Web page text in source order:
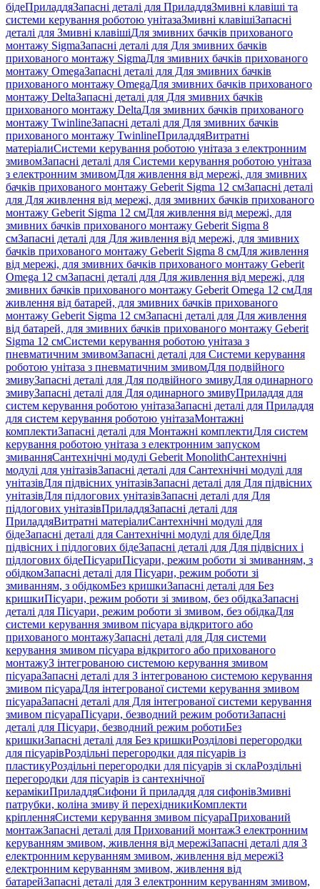
бідеПриладдяЗапасні деталі для ПриладдяЗмивні клавіші та
системи керування роботою унітазаЗмивні клавішіЗапасні
деталі для Змивні клавішіДля змивних бачків прихованого
монтажу SigmaЗапасні деталі для Для змивних бачків
прихованого монтажу SigmaДля змивних бачків прихованого
монтажу OmegaЗапасні деталі для Для змивних бачків
прихованого монтажу OmegaДля змивних бачків прихованого
монтажу DeltaЗапасні деталі для Для змивних бачків
прихованого монтажу DeltaДля змивних бачків прихованого
монтажу TwinlineЗапасні деталі для Для змивних бачків
прихованого монтажу TwinlineПриладдяВитратні
матеріалиСистеми керування роботою унітаза з електронним
змивомЗапасні деталі для Системи керування роботою унітаза
з електронним змивомДля живлення від мережі, для змивних
бачків прихованого монтажу Geberit Sigma 12 смЗапасні деталі
для Для живлення від мережі, для змивних бачків прихованого
монтажу Geberit Sigma 12 смДля живлення від мережі, для
змивних бачків прихованого монтажу Geberit Sigma 8
смЗапасні деталі для Для живлення від мережі, для змивних
бачків прихованого монтажу Geberit Sigma 8 смДля живлення
від мережі, для змивних бачків прихованого монтажу Geberit
Omega 12 смЗапасні деталі для Для живлення від мережі, для
змивних бачків прихованого монтажу Geberit Omega 12 смДля
живлення від батарей, для змивних бачків прихованого
монтажу Geberit Sigma 12 смЗапасні деталі для Для живлення
від батарей, для змивних бачків прихованого монтажу Geberit
Sigma 12 смСистеми керування роботою унітаза з
пневматичним змивомЗапасні деталі для Системи керування
роботою унітаза з пневматичним змивомДля подвійного
змивуЗапасні деталі для Для подвійного змивуДля одинарного
змивуЗапасні деталі для Для одинарного змивуПриладдя для
систем керування роботою унітазаЗапасні деталі для Приладдя
для систем керування роботою унітазаМонтажні
комплектиЗапасні деталі для Монтажні комплектиДля систем
керування роботою унітаза з електронним запуском
змиванняСантехнічні модулі Geberit MonolithСантехнічні
модулі для унітазівЗапасні деталі для Сантехнічні модулі для
унітазівДля підвісних унітазівЗапасні деталі для Для підвісних
унітазівДля підлогових унітазівЗапасні деталі для Для
підлогових унітазівПриладдяЗапасні деталі для
ПриладдяВитратні матеріалиСантехнічні модулі для
бідеЗапасні деталі для Сантехнічні модулі для бідеДля
підвісних і підлогових бідеЗапасні деталі для Для підвісних і
підлогових бідеПісуариПісуари, режим роботи зі змиванням, з
обідкомЗапасні деталі для Пісуари, режим роботи зі
змиванням, з обідкомБез кришкиЗапасні деталі для Без
кришкиПісуари, режим роботи зі змивом, без обідкаЗапасні
деталі для Пісуари, режим роботи зі змивом, без обідкаДля
системи керування змивом пісуара відкритого або
прихованого монтажуЗапасні деталі для Для системи
керування змивом пісуара відкритого або прихованого
монтажуЗ інтегрованою системою керування змивом
пісуараЗапасні деталі для З інтегрованою системою керування
змивом пісуараДля інтегрованої системи керування змивом
пісуараЗапасні деталі для Для інтегрованої системи керування
змивом пісуараПісуари, безводний режим роботиЗапасні
деталі для Пісуари, безводний режим роботиБез
кришкиЗапасні деталі для Без кришкиРозділові перегородки
для пісуарівРоздільні перегородки для пісуарів із
пластикуРоздільні перегородки для пісуарів зі склаРоздільні
перегородки для пісуарів із сантехнічної
керамікиПриладдяСифони й приладдя для сифонівЗмивні
патрубки, коліна змиву й перехідникиКомплекти
кріпленняСистеми керування змивом пісуараПрихований
монтажЗапасні деталі для Прихований монтажЗ електронним
керуванням змивом, живлення від мережіЗапасні деталі для З
електронним керуванням змивом, живлення від мережіЗ
електронним керуванням змивом, живлення від
батарейЗапасні деталі для З електронним керуванням змивом,